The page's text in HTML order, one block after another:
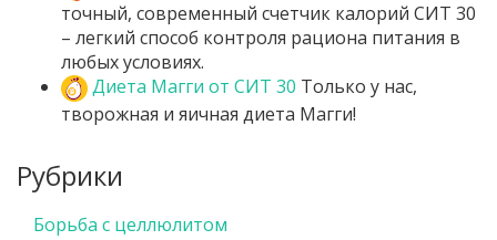
точный, современный счетчик калорий СИТ 30
– легкий способ контроля рациона питания в
любых условиях.
Диета Магги от СИТ 30 Только у нас,
творожная и яичная диета Магги!
Рубрики
Борьба с целлюлитом